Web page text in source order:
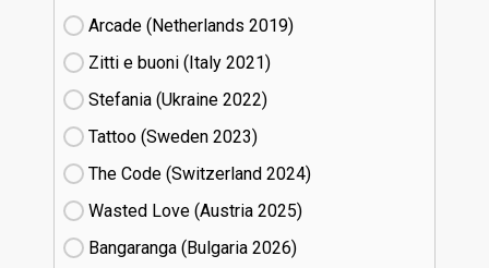
Arcade (Netherlands
19)
Zitti e buoni​ (Italy
21)
Stefania (Ukraine
22)
Tattoo (Sweden
23)
The Code (Switzerland
24)
Wasted Love (Austria
25)
Bangaranga (Bulgaria
26)